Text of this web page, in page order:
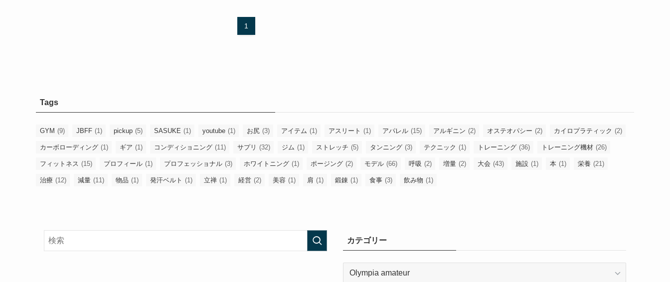
1
Tags
GYM (9) JBFF (1) pickup (5) SASUKE (1) youtube (1) お尻 (3) アイテム (1) アスリート (1) アパレル (15) アルギニン (2) オステオパシー (2) カイロプラティック (2)
カーボローディング (1) ギア (1) コンディショニング (11) サプリ (32) ジム (1) ストレッチ (5) タンニング (3) テクニック (1) トレーニング (36) トレーニング機材 (26)
フィットネス (15) プロフィール (1) プロフェッショナル (3) ホワイトニング (1) ポージング (2) モデル (66) 呼吸 (2) 増量 (2) 大会 (43) 施設 (1) 本 (1) 栄養 (21)
治療 (12) 減量 (11) 物品 (1) 発汗ベルト (1) 立禅 (1) 経営 (2) 美容 (1) 肩 (1) 鍛錬 (1) 食事 (3) 飲み物 (1)
カテゴリー